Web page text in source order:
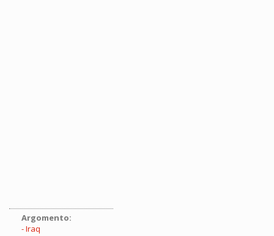
Argomento:
Iraq